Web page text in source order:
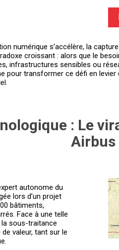
numérique s’accélère, la
croissant : alors que le
infrastructures sensibles ou
pour transformer ce défi en
: Le
Airbus
autonome du
lors d’un projet
bâtiments,
Face à une telle
sous-traitance
valeur, tant sur le